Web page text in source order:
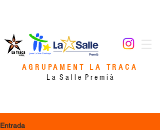
AGRUPAMENT LA TRACA
L a S a l l e P r e m i à
Entrada